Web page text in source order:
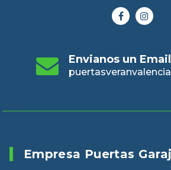
Envianos un Email
Empresa Puertas